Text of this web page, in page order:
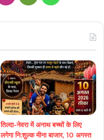
तिल्दा-नेवरा में अनाथ बच्चों के लिए
लगेगा नि:शुल्क मीना बाजार, 10 अगस्त